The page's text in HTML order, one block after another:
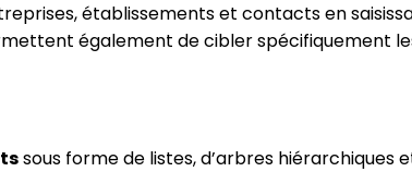
établissements et contacts en
également de cibler spécifiquement
sous forme de listes, d’arbres